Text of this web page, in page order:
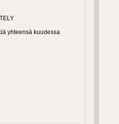
yhteensä kuudessa